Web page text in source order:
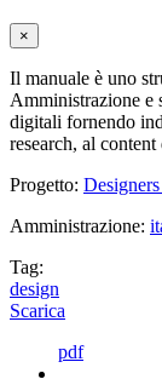
×
Il manuale è uno
Amministrazione e
digitali fornendo
research, al
Progetto:
Amministrazione:
Tag:
design
Scarica
pdf